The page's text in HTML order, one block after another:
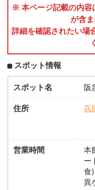
※ 本ページ記載の内容
が含ま
詳細を確認されたい場
スポット情報
スポット名
阪
住所
兵
営業時間
本
ー
食
異